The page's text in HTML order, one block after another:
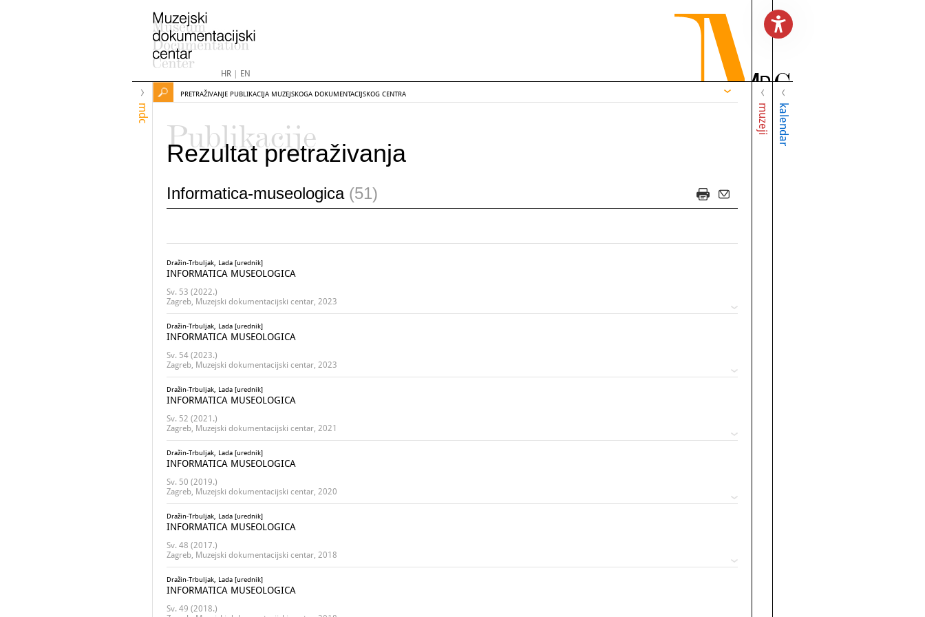
HR| EN
mdc muzeji kalendar
PRETRAŽIVANJE PUBLIKACIJA MUZEJSKOGA DOKUMENTACIJSKOG CENTRA
Publikacije
Rezultat pretraživanja
Informatica-museologica (51)
Dražin-Trbuljak, Lada [urednik]
INFORMATICA MUSEOLOGICA
Sv. 53 (2022.)
Zagreb, Muzejski dokumentacijski centar, 2023
Dražin-Trbuljak, Lada [urednik]
INFORMATICA MUSEOLOGICA
Sv. 54 (2023.)
Zagreb, Muzejski dokumentacijski centar, 2023
Dražin-Trbuljak, Lada [urednik]
INFORMATICA MUSEOLOGICA
Sv. 52 (2021.)
Zagreb, Muzejski dokumentacijski centar, 2021
Dražin-Trbuljak, Lada [urednik]
INFORMATICA MUSEOLOGICA
Sv. 50 (2019.)
Zagreb, Muzejski dokumentacijski centar, 2020
Dražin-Trbuljak, Lada [urednik]
INFORMATICA MUSEOLOGICA
Sv. 48 (2017.)
Zagreb, Muzejski dokumentacijski centar, 2018
Dražin-Trbuljak, Lada [urednik]
INFORMATICA MUSEOLOGICA
Sv. 49 (2018.)